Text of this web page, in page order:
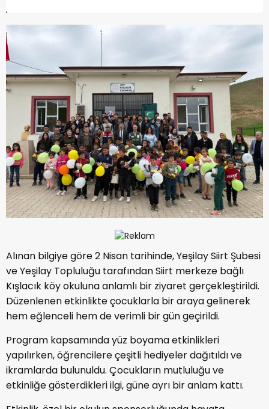
Alınan bilgiye göre 2 Nisan tarihinde, Yeşilay Siirt Şubesi
ve Yeşilay Topluluğu tarafından Siirt merkeze bağlı
Kışlacık köy okuluna anlamlı bir ziyaret gerçekleştirildi.
Düzenlenen etkinlikte çocuklarla bir araya gelinerek
hem eğlenceli hem de verimli bir gün geçirildi.
Program kapsamında yüz boyama etkinlikleri
yapılırken, öğrencilere çeşitli hediyeler dağıtıldı ve
ikramlarda bulunuldu. Çocukların mutluluğu ve
etkinliğe gösterdikleri ilgi, güne ayrı bir anlam kattı.